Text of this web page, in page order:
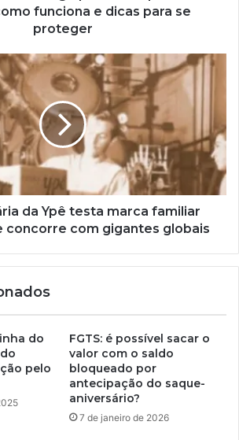
funciona e dicas para se
proteger
da Ypê testa marca familiar
concorre com gigantes globais
do
pelo
FGTS: é possível sacar o
valor com o saldo
bloqueado por
antecipação do saque-
aniversário?
7 de janeiro de 2026